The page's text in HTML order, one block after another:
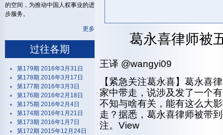
葛永喜律师被
王译 ‏@wangyi09
【紧急关注葛永喜】葛永喜
家中带走，说涉及发了一个
不知与啥有关，能有这么大
走？据悉，葛永喜律师被带
注。View
的空间，为推动中国人权事业的进
步服务。
更多
过往各期
第179期 2016年3月31日
第178期 2016年3月17日
第177期 2016年3月3日
第176期 2016年2月18日
第175期 2016年2月4日
第174期 2016年1月21日
第173期 2016年1月7日
第172期 2015年12月24日